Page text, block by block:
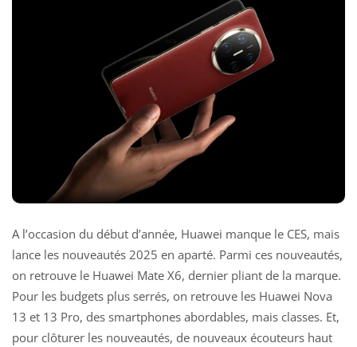
A l’occasion du début d’année, Huawei manque le CES, mais
lance les nouveautés 2025 en aparté. Parmi ces nouveautés,
on retrouve le Huawei Mate X6, dernier pliant de la marque.
Pour les budgets plus serrés, on retrouve les Huawei Nova
13 et 13 Pro, des smartphones abordables, mais classes. Et,
pour clôturer les nouveautés, de nouveaux écouteurs haut